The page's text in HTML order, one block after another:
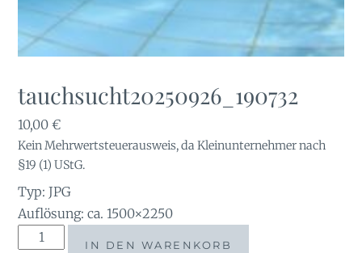
tauchsucht20250926_190732
10,00€
Kein Mehrwertsteuerausweis, da Kleinunternehmer nach
§19 (1) UStG.
Typ: JPG
Auflösung: ca. 1500×2250
tauchsucht20250926_190732
IN DEN WARENKORB